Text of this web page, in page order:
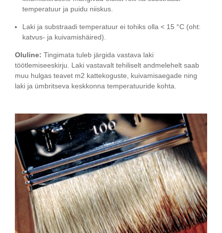
temperatuur ja puidu niiskus.
Laki ja substraadi temperatuur ei tohiks olla < 15 °C (oht:
katvus- ja kuivamishäired).
Oluline: Tingimata tuleb järgida vastava laki
töötlemiseeskirju. Laki vastavalt tehiliselt andmelehelt saab
muu hulgas teavet m2 kattekoguste, kuivamisaegade ning
laki ja ümbritseva keskkonna temperatuuride kohta.